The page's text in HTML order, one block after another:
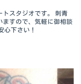
スタジオです。 刺青
すので、気軽に御相談
心下さい！